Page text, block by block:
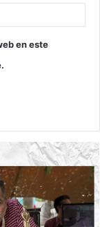
en este